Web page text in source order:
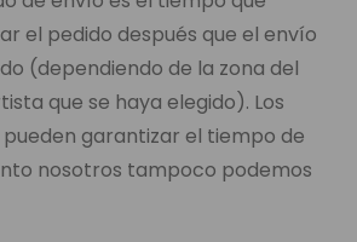
el pedido después que el envío
(dependiendo de la zona del
que se haya elegido). Los
garantizar el tiempo de
nosotros tampoco podemos